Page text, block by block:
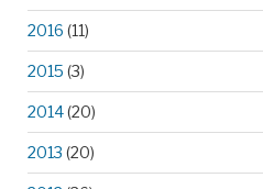
2016 (11)
2015 (3)
2014(20)
2013 (20)